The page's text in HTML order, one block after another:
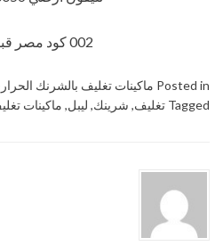
002 كود مصر قبل الرقم
Posted in ماكينات تغليف بالشرنك
Tagged تغليف, شرينك, ليبل, ماكينات